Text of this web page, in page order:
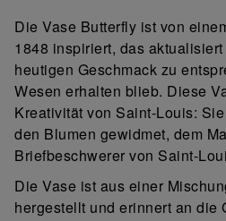
Die Vase Butterfly ist von
1848 inspiriert, das
heutigen Geschmack zu
Wesen erhalten blieb. Diese
Kreativität von Saint-Louis:
den Blumen gewidmet, dem
Briefbeschwerer von Saint-
Die Vase ist aus einer
hergestellt und erinnert an die